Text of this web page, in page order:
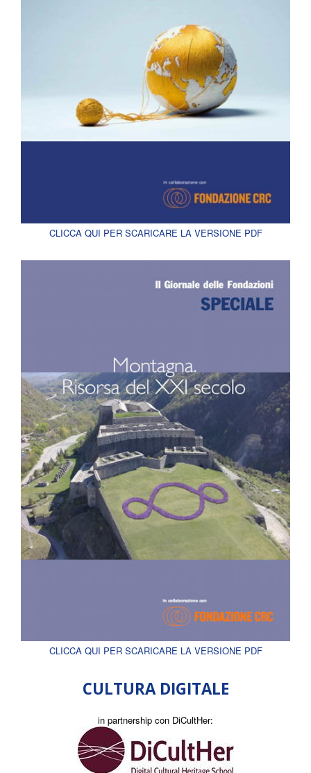
CLICCA QUI PER SCARICARE LA VERSIONE PDF
CLICCA QUI PER SCARICARE LA VERSIONE PDF
CULTURA DIGITALE
in partnership con DiCultHer: